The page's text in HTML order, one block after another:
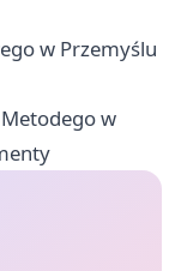
w Przemyślu
w